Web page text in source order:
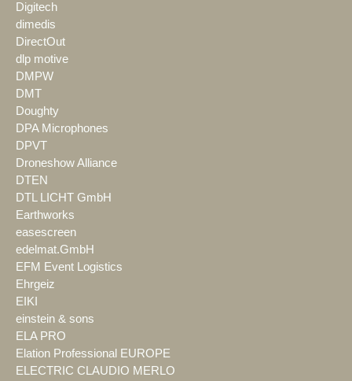
Digitech
dimedis
DirectOut
dlp motive
DMPW
DMT
Doughty
DPA Microphones
DPVT
Droneshow Alliance
DTEN
DTL LICHT GmbH
Earthworks
easescreen
edelmat.GmbH
EFM Event Logistics
Ehrgeiz
EIKI
einstein & sons
ELA PRO
Elation Professional EUROPE
ELECTRIC CLAUDIO MERLO